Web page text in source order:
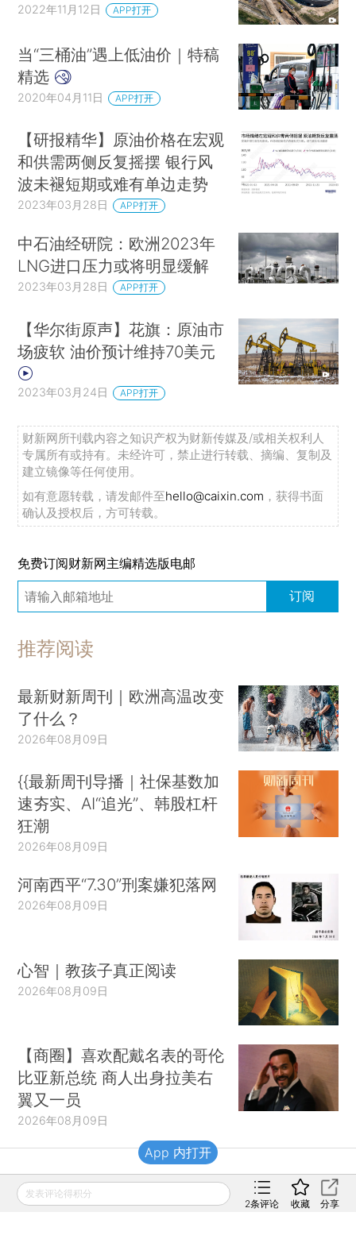
2022年11月12日 APP打开
当“三桶油”遇上低油价｜特稿
精选
2020年04月11日 APP打开
【研报精华】原油价格在宏观
和供需两侧反复摇摆 银行风
波未褪短期或难有单边走势
2023年03月28日 APP打开
中石油经研院：欧洲2023年
LNG进口压力或将明显缓解
2023年03月28日 APP打开
【华尔街原声】花旗：原油市
场疲软 油价预计维持70美元
2023年03月24日 APP打开
财新网所刊载内容之知识产权为财新传媒及/或相关权利人
专属所有或持有。未经许可，禁止进行转载、摘编、复制及
建立镜像等任何使用。
如有意愿转载，请发邮件至hello@caixin.com ，获得书面
确认及授权后，方可转载。
免费订阅财新网主编精选版电邮
订阅
推荐阅读
最新财新周刊｜欧洲高温改变
了什么？
2026年08月09日
{{最新周刊导播｜社保基数加
速夯实、AI“追光”、韩股杠杆
狂潮
2026年08月09日
河南西平“7.30”刑案嫌犯落网
2026年08月09日
心智｜教孩子真正阅读
2026年08月09日
【商圈】喜欢配戴名表的哥伦
比亚新总统 商人出身拉美右
翼又一员
2026年08月09日
财新移动
发表评论得积分
2条评论 收藏 分享
App 内打开